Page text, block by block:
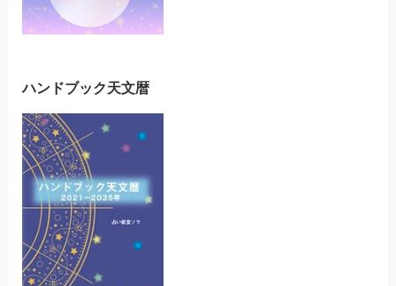
ハンドブック天文暦